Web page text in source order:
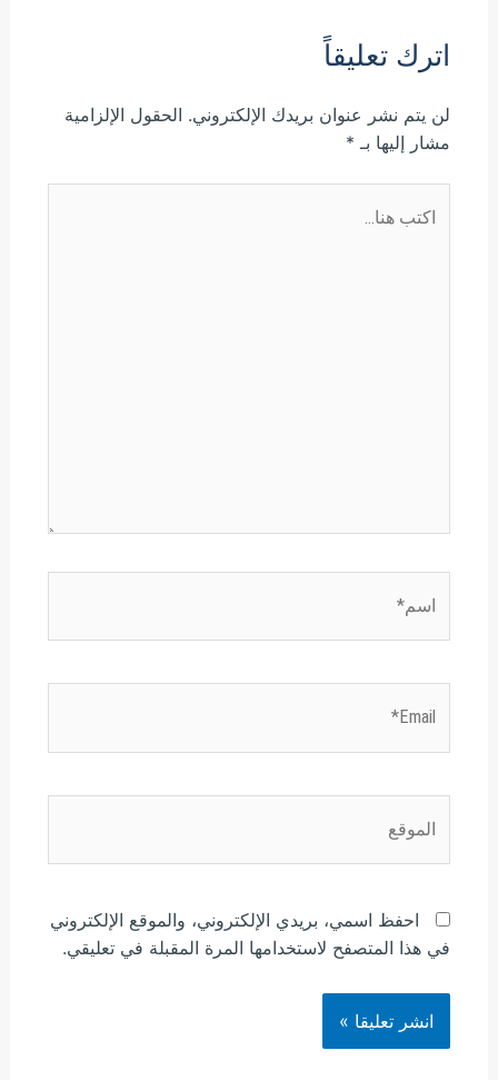
اترك تعليقاً
لن يتم نشر عنوان بريدك الإلكتروني. الحقول الإلزامية
مشار إليها بـ *
هنا...
احفظ اسمي، بريدي الإلكتروني، والموقع الإلكتروني
في هذا المتصفح لاستخدامها المرة المقبلة في تعليقي.